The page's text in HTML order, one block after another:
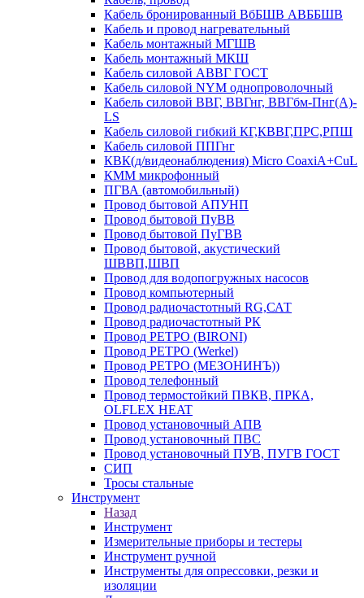
Кабель бронированный ВбБШВ АВББШВ
Кабель и провод нагревательный
Кабель монтажный МГШВ
Кабель монтажный МКШ
Кабель силовой АВВГ ГОСТ
Кабель силовой NYM однопроволочный
Кабель силовой ВВГ, ВВГнг, ВВГбм-Пнг(А)-
LS
Кабель силовой гибкий КГ,КВВГ,ПРС,РПШ
Кабель силовой ППГнг
КВК(д/видеонаблюдения) Micro CoaxiA+CuL
КММ микрофонный
ПГВА (автомобильный)
Провод бытовой АПУНП
Провод бытовой ПуВВ
Провод бытовой ПуГВВ
Провод бытовой, акустический
ШВВП,ШВП
Провод для водопогружных насосов
Провод компьютерный
Провод радиочастотный RG,САТ
Провод радиочастотный РК
Провод РЕТРО (BIRONI)
Провод РЕТРО (Werkel)
Провод РЕТРО (МЕЗОНИНЪ))
Провод телефонный
Провод термостойкий ПВКВ, ПРКА,
OLFLEX HEAT
Провод установочный АПВ
Провод установочный ПВС
Провод установочный ПУВ, ПУГВ ГОСТ
СИП
Тросы стальные
Инструмент
Назад
Инструмент
Измерительные приборы и тестеры
Инструмент ручной
Инструменты для опрессовки, резки и
изоляции